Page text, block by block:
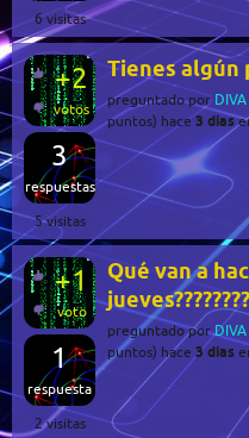
6visitas
+2
votos
3
respuestas
5visitas
Tienes algún
preguntado por
puntos) hace3 días
+1
voto
1
respuesta
2visitas
Qué van a
preguntado por
puntos) hace 3 días